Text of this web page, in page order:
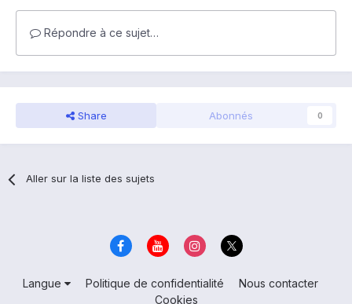
Répondre à ce sujet…
Share Abonnés 0
Aller sur la liste des sujets
Langue Politique de confidentialité
Nous contacter
Cookies